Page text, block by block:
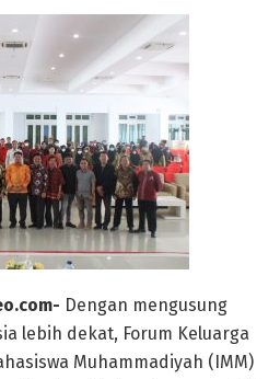
Dengan mengusung
lebih dekat, Forum Keluarga
Muhammadiyah (IMM)